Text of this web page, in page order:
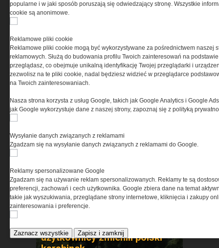
trudnych warunkach?
ewolucja doświadczeń. Jak
użytkownicy zmienili polski
popularne i w jaki sposób poruszają się odwiedzający stronę. Wszystkie
cookie są anonimowe.
Reklamowe pliki cookie
Reklamowe pliki cookie mogą być wykorzystywane za pośrednictwem naszej
reklamowych. Służą do budowania profilu Twoich zainteresowań na
przeglądasz, co obejmuje unikalną identyfikację Twojej przeglądarki i
zezwolisz na te pliki cookie, nadal będziesz widzieć w przeglądarce
na Twoich zainteresowaniach.
Nasza strona korzysta z usług Google, takich jak Google Analytics i Google
jak Google wykorzystuje dane z naszej strony, zapoznaj się z polityką
Wysyłanie danych związanych z reklamami
Zgadzam się na wysyłanie danych związanych z reklamami do Google.
Reklamy spersonalizowane Google
Zgadzam się na używanie reklam spersonalizowanych. Reklamy te są
preferencji, zachowań i cech użytkownika. Google zbiera dane na temat
takie jak wyszukiwania, przeglądane strony internetowe, kliknięcia i zakupy
zainteresowania i preferencje.
Zaznacz wszystkie Zapisz i zamknij